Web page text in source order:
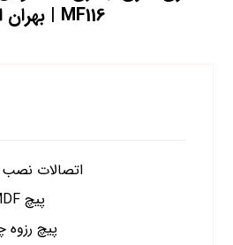
MF116 | بهران انرژی
اتصالات نصب
پیچ MDF
پیچ